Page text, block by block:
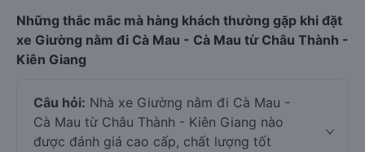
Những thắc mắc mà hàng khách thường gặp khi đặt
xe Giường nằm đi Cà Mau - Cà Mau từ Châu Thành -
Kiên Giang
Câu hỏi: Nhà xe Giường nằm đi Cà Mau -
Cà Mau từ Châu Thành - Kiên Giang nào
được đánh giá cao cấp, chất lượng tốt